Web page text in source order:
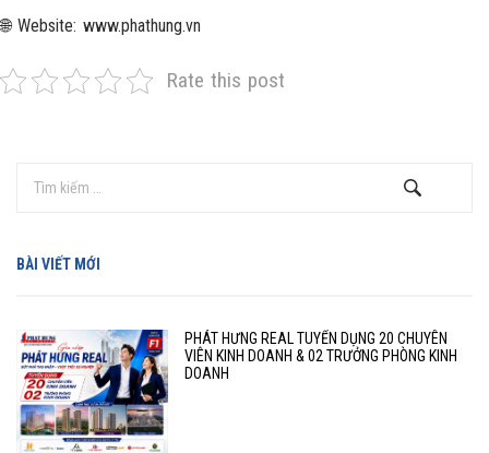
🌐 Website: www.phathung.vn
Rate this post
BÀI VIẾT MỚI
PHÁT HƯNG REAL TUYỂN DỤNG 20 CHUYÊN
VIÊN KINH DOANH & 02 TRƯỞNG PHÒNG KINH
DOANH